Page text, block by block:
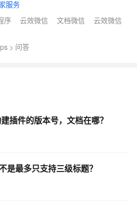
服务
序 云效微信 文档微信
云效微信
> 问答
插件的版本号，文档在哪？
是最多只支持三级标题？